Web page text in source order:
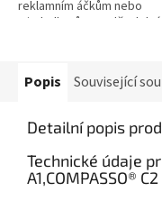
reklamním áčkům nebo
windtalkerům. Voděodolná
Popis Související
Detailní popis
Technické údaje
A1,COMPASSO® C2